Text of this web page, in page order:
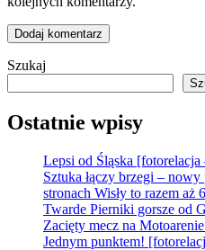
Szukaj
Ostatnie wpisy
Lepsi od Śląska
Sztuka łączy brzegi –
stronach Wisły to razem aż
Twarde Pierniki gorsze od
Zacięty mecz na
Jednym punktem!